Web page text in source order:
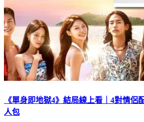
《單身即地獄4》結局線上看｜4對情侶
人包